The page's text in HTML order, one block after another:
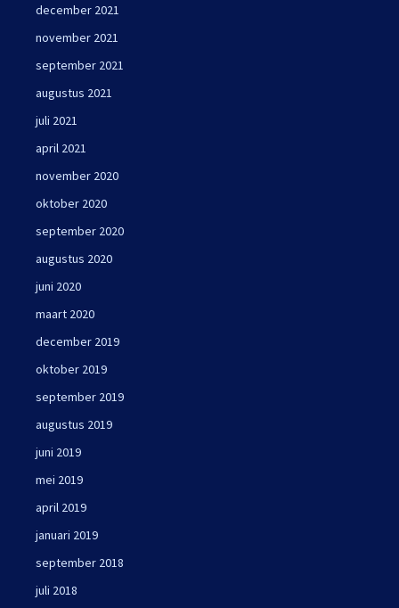
december 2021
november 2021
september 2021
augustus 2021
juli 2021
april 2021
november 2020
oktober 2020
september 2020
augustus 2020
juni 2020
maart 2020
december 2019
oktober 2019
september 2019
augustus 2019
juni 2019
mei 2019
april 2019
januari 2019
september 2018
juli 2018